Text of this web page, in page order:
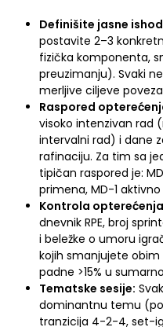
Definišite jasne
postavite 2–3
fizička komponenta,
preuzimanju). Svaki
merljive ciljeve
Raspored
visoko intenzivan rad
intervalni rad) i dane
rafinaciju. Za tim sa
tipičan raspored je:
primena, MD-1
Kontrola
dnevnik RPE, broj
i beležke o umoru
kojih smanjujete
padne >15% u
Tematske sesije:
dominantnu temu
tranzicija 4-2-4, set-